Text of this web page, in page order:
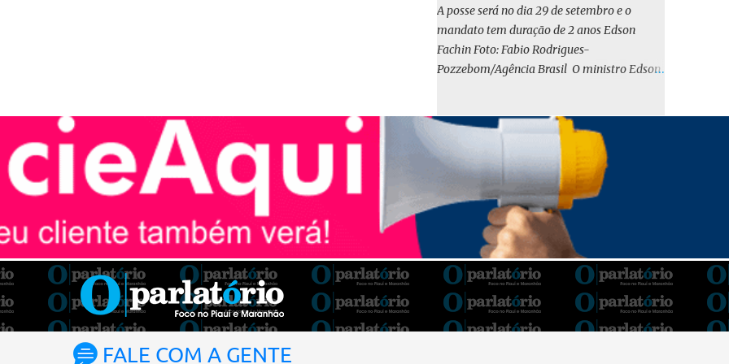
em iene japonês é mais vantajosa sob os
aspectos econômico e financeiro. Embora o
custo dos juros em dólares possa parecer
inferior no curto prazo, a opção pelo iene
tanto pela sua menor volatilidade cambial
quanto pela estabilidade da taxa de juros
atrelada à TONA”, explica. O deputado
Gustavo Neiva (PP) votou contra o projeto de
l...
A posse será no dia 29 de setembro e o
mandato tem duração de 2 anos Edson
Fachin Foto: Fabio Rodrigues-
Pozzebom/Agência Brasil O ministro Edson
Tribunal Federal (STF) pelos próximos dois
anos. O vice-presidente será o ministro
Alexandre de Moraes. A posse será no dia 29
de setembro. A votação foi feita de forma
simbólica pelo plenário da Corte.
Atualmente, Fachin é o vice-presidente e,
pelo critério de antiguidade, deve assumir o
cargo. Conforme o regimento interno, o
tribunal deve ser comandado pelo ministro
mais antigo que ainda não presidiu a Corte.
O novo presidente vai suceder a Luís Roberto
FALE COM A GENTE